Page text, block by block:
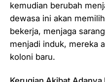
kemudian berubah
dewasa ini akan
bekerja, menjaga
menjadi induk, mereka
koloni baru.